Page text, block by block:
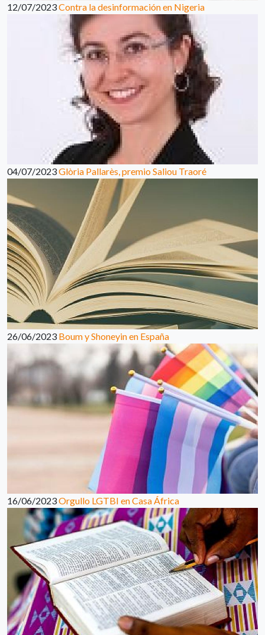
12/07/2023Contra la desinformación en Nigeria
04/07/2023Glòria Pallarès, premio Saliou Traoré
26/06/2023 Boum y Shoneyin en España
16/06/2023Orgullo LGTBI en Casa África